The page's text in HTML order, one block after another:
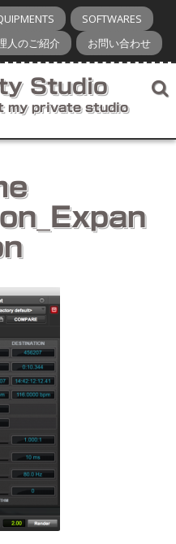
SOFTWARES
人のご紹介 お問い合わせ
Studio
my private studio